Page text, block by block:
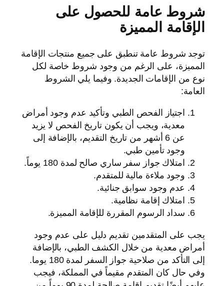
شروط عامة للحصول على
الإقامة المميزة
توجد شروط عامة تنطبق على جميع منتجات الإقامة
المميزة، على الرغم من وجود شروط خاصة لكل
نوع من الإقامات الجديدة. وفيما يلي الشروط
العامة:
اجتياز الفحص الطبي وتأكيد عدم وجود أمراض
معدية، ويجب أن يكون تاريخ الفحص لا يزيد
عن 6 أشهر من تاريخ التقديم، بالإضافة إلى
وجود تأمين طبي.
امتلاك جواز سفر ساري صالح لمدة 180 يوماً.
وجود ملاءة مالية للمتقدم.
عدم وجود سوابق جنائية.
امتلاك إقامة نظامية.
سداد الرسوم المقررة للإقامة المميزة.
يجب على المتقدمين تقديم دليل على عدم وجود
أمراض معدية من خلال الكشف الطبي، بالإضافة
إلى التأكد من صلاحية جواز السفر لمدة 180 يوما.
وفي حال كان المتقدم مقيماً في المملكة، فيجب